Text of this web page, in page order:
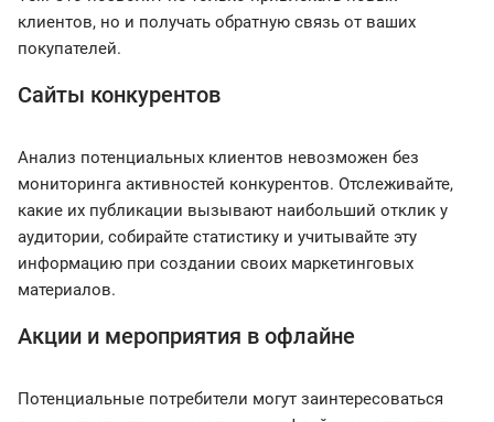
клиентов, но и получать обратную связь от ваших
покупателей.
Сайты конкурентов
Анализ потенциальных клиентов невозможен без
мониторинга активностей конкурентов. Отслеживайте,
какие их публикации вызывают наибольший отклик у
аудитории, собирайте статистику и учитывайте эту
информацию при создании своих маркетинговых
материалов.
Акции и мероприятия в офлайне
Потенциальные потребители могут заинтересоваться